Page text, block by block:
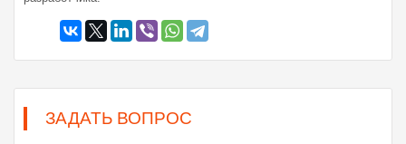
ЗАДАТЬ ВОПРОС